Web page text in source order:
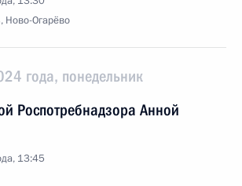
Ново-Огарёво
года, понедельник
Роспотребнадзора Анной
13:45